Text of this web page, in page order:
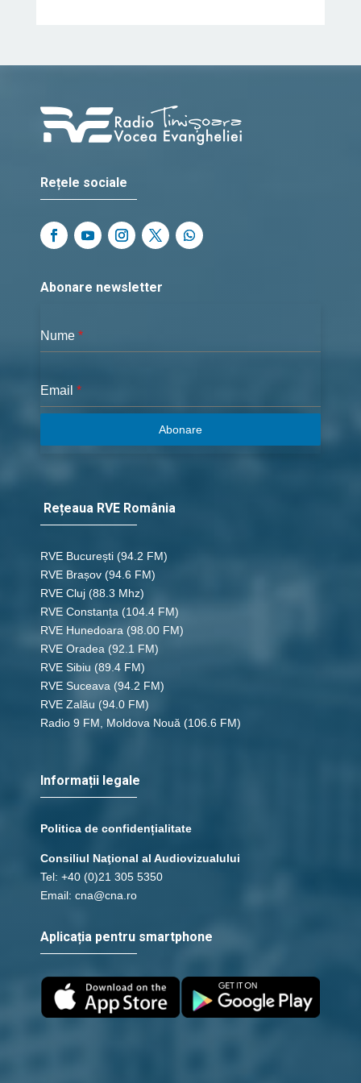
Rețele sociale
Abonare newsletter
Nume *
Email *
Abonare
Rețeaua RVE România
RVE București (94.2 FM)
RVE Brașov (94.6 FM)
RVE Cluj (88.3 Mhz)
RVE Constanța (104.4 FM)
RVE Hunedoara (98.00 FM)
RVE Oradea (92.1 FM)
RVE Sibiu (89.4 FM)
RVE Suceava (94.2 FM)
RVE Zalău (94.0 FM)
Radio 9 FM, Moldova Nouă (106.6 FM)
Informații legale
Politica de confidențialitate
Consiliul Naţional al Audiovizualului
Tel: +40 (0)21 305 5350
Email: cna@cna.ro
Aplicația pentru smartphone